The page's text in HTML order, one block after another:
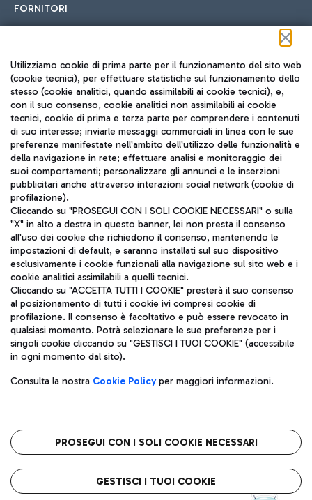
FORNITORI
Seguici sui social
TRAVEL JOURNAL
ITA
Aeroporti di Roma S.p.A. - Società soggetta a direzione e
coordinamento di Mundys S.p.A.
Codice fiscale e Registro delle Imprese di Roma 13032990155 P.
IVA 06572251004
Capitale sociale 62.224.743,00 int. vers.
Sede legale: Via Pier Paolo Racchetti 1 - 00054 Fiumicino (RM)
telefono +39 06 65951
Privacy policy
Note legali
Roma FCO
L'aeroporto stellato
Utilizziamo cookie di prima parte per il funzionamento del sito web
(cookie tecnici), per effettuare statistiche sul funzionamento dello
stesso (cookie analitici, quando assimilabili ai cookie tecnici), e,
con il suo consenso, cookie analitici non assimilabili ai cookie
tecnici, cookie di prima e terza parte per comprendere i contenuti
di suo interesse; inviarle messaggi commerciali in linea con le sue
preferenze manifestate nell'ambito dell'utilizzo delle funzionalità e
della navigazione in rete; effettuare analisi e monitoraggio dei
suoi comportamenti; personalizzare gli annunci e le inserzioni
pubblicitari anche attraverso interazioni social network (cookie di
profilazione).
Cliccando su "PROSEGUI CON I SOLI COOKIE NECESSARI" o sulla
"X" in alto a destra in questo banner, lei non presta il consenso
all'uso dei cookie che richiedono il consenso, mantenendo le
impostazioni di default, e saranno installati sul suo dispositivo
esclusivamente i cookie funzionali alla navigazione sul sito web e i
cookie analitici assimilabili a quelli tecnici.
Cliccando su "ACCETTA TUTTI I COOKIE" presterà il suo consenso
al posizionamento di tutti i cookie ivi compresi cookie di
profilazione. Il consenso è facoltativo e può essere revocato in
qualsiasi momento. Potrà selezionare le sue preferenze per i
singoli cookie cliccando su "GESTISCI I TUOI COOKIE" (accessibile
in ogni momento dal sito).
Consulta la nostra Cookie Policyper maggiori informazioni.
PROSEGUI CON I SOLI COOKIE NECESSARI
GESTISCI I TUOI COOKIE